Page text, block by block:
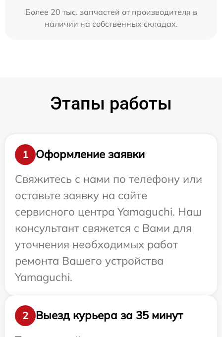
Более 20 тыс. запчастей от производителя в
наличии на собственных складах.
Этапы работы
1
Оформление заявки
Свяжитесь с нами по телефону или
оставьте заявку на сайте
сервисного центра Yamaguchi. Наш
консультант свяжется с Вами для
уточнения необходимых работ
ремонта Вашего устройства
Yamaguchi.
2
Выезд курьера за 35 минут